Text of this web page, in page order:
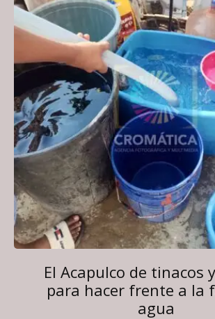
El Acapulco de tinacos
para hacer frente a la
agua